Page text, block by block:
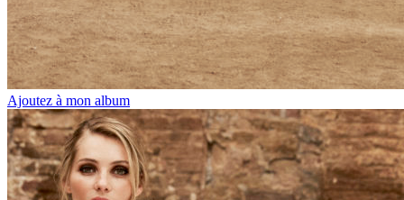
Ajoutez à mon album